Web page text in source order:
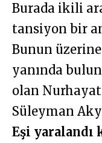
Burada ikili
tansiyon bir
Bunun
yanında
olan Nurhayat
Süleyman
Eşi yaralandı